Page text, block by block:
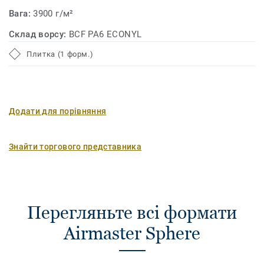
Вага:3900 г/м²
Склад ворсу: BCF PA6 ECONYL
Плитка (1 форм.)
Додати для порівняння
Знайти торгового представника
Перегляньте всі формати
Airmaster Sphere